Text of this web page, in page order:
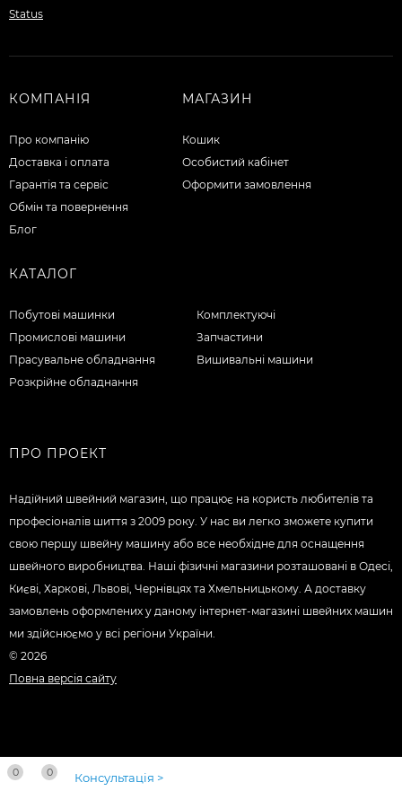
КОМПАНІЯ
Про компанію
Доставка і оплата
Гарантія та сервіс
Обмін та повернення
Блог
МАГАЗИН
Кошик
Особистий кабінет
Оформити замовлення
КАТАЛОГ
Побутові машинки
Промислові машини
Прасувальне обладнання
Розкрійне обладнання
Комплектуючі
Запчастини
Вишивальні машини
ПРО ПРОЕКТ
Надійний швейний магазин, що працює на користь любителів та
професіоналів шиття з 2009 року. У нас ви легко зможете купити
свою першу швейну машину або все необхідне для оснащення
швейного виробництва. Наші фізичні магазини розташовані в Одесі,
Києві, Харкові, Львові, Чернівцях та Хмельницькому. А доставку
замовлень оформлених у даному інтернет-магазині швейних машин
ми здійснюємо у всі регіони України.
© 2026
Повна версія сайту
0 0 Консультація >